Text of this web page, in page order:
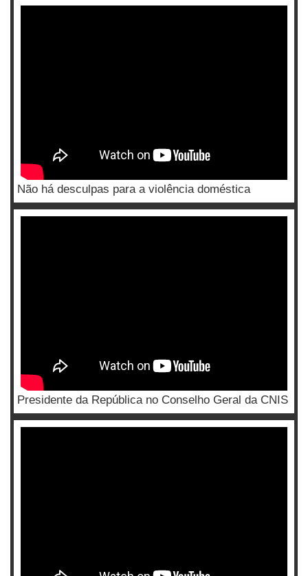
Não há desculpas para a violência doméstica
Presidente da República no Conselho Geral da CNIS